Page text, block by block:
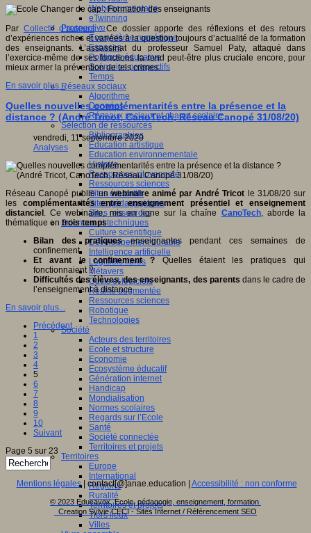
Webdocumentaire
eTwinning
Prospective
Ecosystème numérique
Espaces
Politique éducative
Scénarios prospectifs
Temps
Réseaux sociaux
Algorithme
Données
Réseaux sociaux et champ scolaire
Sélection de ressources
Bibliographies
Education artistique
Education environnementale
Histoire
Ressources citoyenneté
Ressources sciences
Sites éducatifs
Sites pédagogiques
Sites ressources
Sciences et techniques
Culture scientifique
Développement durable
Intelligence artificielle
Logiciels libres
Métavers
Outils et logiciels
Réalité augmentée
Ressources sciences
Robotique
Technologies
Société
Acteurs des territoires
Ecole et structure
Economie
Ecosystème éducatif
Génération internet
Handicap
Mondialisation
Normes scolaires
Regards sur l’Ecole
Santé
Société connectée
Territoires et projets
Territoires
Europe
International
Régions
Ruralité
Territoires et projets
Tiers lieux
Villes
Par Collectif d’auteurs: Ce dossier apporte des réflexions et des retours
d’expériences riches et variées à la question toujours d’actualité de la formation
des enseignants. L’assassinat du professeur Samuel Paty, attaqué dans
l’exercice-même de ses fonctions la rend peut-être plus cruciale encore, pour
mieux armer la prévention de tels crimes.
En savoir plus...
Quelles nouvelles complémentarités entre la présence et la
distance ? (André Tricot, CanoTech, Réseau Canopé 31/08/20)
vendredi, 11 septembre 2020
Analyses
Réseau Canopé publie unwebinaire animé par André Tricot le 31/08/20 sur
les complémentarités entre enseignement présentiel et enseignement
distanciel . Ce webinaire, mis en ligne sur la chaîne CanoTech, aborde la
thématique entrois temps:
Bilan des pratiquesenseignantes pendant ces semaines de
confinement
Et avant le confinement ? Quelles étaient les pratiques qui
fonctionnaient ?
Difficultés des élèves, des enseignants, des parents dans le cadre de
l’enseignement à distance
En savoir plus...
Précédent
1
2
3
4
5
6
7
8
9
10
Suivant
Page 5 sur 23
Mentions légales| contact[@]anae.education | Accessibilité : non conforme
© 2023 Educavox, Ecole, pédagogie, enseignement, formation
Creation Sylvie CECI - Sites Internet / Référencement SEO